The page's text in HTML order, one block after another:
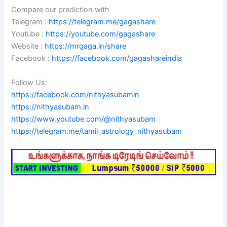
Compare our prediction with
Telegram : https://telegram.me/gagashare
Youtube : https://youtube.com/gagashare
Website : https://mrgaga.in/share
Facebook : https://facebook.com/gagashareindia
Follow Us:
https://facebook.com/nithyasubamin
https://nithyasubam.in
https://www.youtube.com/@nithyasubam
https://telegram.me/tamil_astrology_nithyasubam